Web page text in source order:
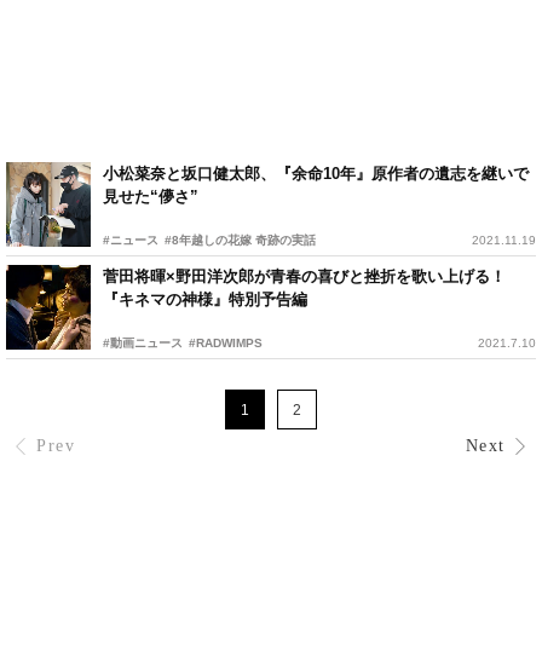
小松菜奈と坂口健太郎、『余命10年』原作者の遺志を継いで
見せた“儚さ”
#ニュース #8年越しの花嫁 奇跡の実話 2021.11.19
菅田将暉×野田洋次郎が青春の喜びと挫折を歌い上げる！
『キネマの神様』特別予告編
#動画ニュース #RADWIMPS 2021.7.10
Prev
1 2
Next